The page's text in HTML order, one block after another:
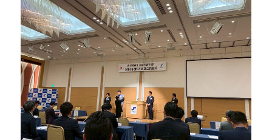
顔あふれる和やかな雰囲気の中で交流を深めるこ
とができました。 その後の練習試合では、各単会
の意地とプライドをかけた熱戦が期待されました
が、1回終了時に突然の大雨となり、残念ながら
コールドゲームとなりました。 練習後は会場を移
し、春日井メンバーの店舗「天ぷら やじま。」